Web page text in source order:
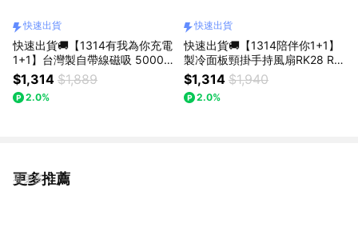
快速出貨
快速出貨🚚【1314有我為你充電
1+1】台灣製自帶線磁吸 5000m
Ah固態行動電源RB71 + 65W氮
化鎵充電器+ 100W C to C線RB
36
$1,314 $1,889
2.0%
快速出貨
快速出貨🚚【1314陪伴你1+1】
製冷面板頸掛手持風扇RK28 RA
STO+自帶雙線20W快充行動電
源 B100 E-books
$1,314 $1,940
2.0%
更多推薦
看更多